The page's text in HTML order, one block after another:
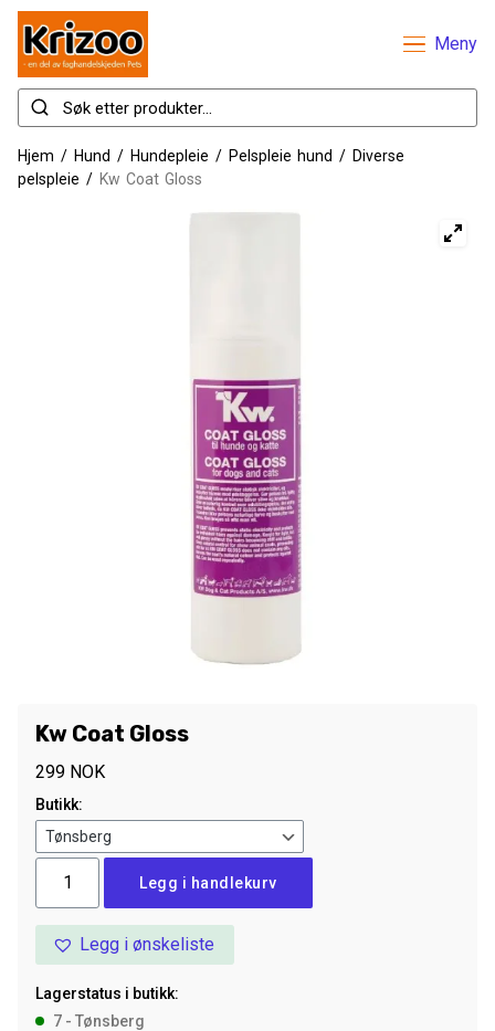
Meny
Hjem / Hund / Hundepleie / Pelspleie hund / Diverse
pelspleie / Kw Coat Gloss
Kw Coat Gloss
299 NOK
Butikk:
Coat
Gloss
antall
Legg i handlekurv
Legg i ønskeliste
Lagerstatus i butikk:
7 - Tønsberg